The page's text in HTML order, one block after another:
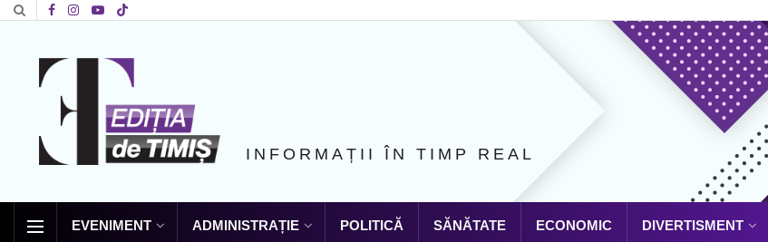
INFORMAȚII ÎN TIMP REAL
EVENIMENT ADMINISTRAȚIE POLITICĂ SĂNĂTATE ECONOMIC DIVERTISMENT